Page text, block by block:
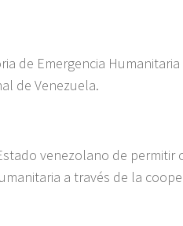
de Emergencia
de Venezuela.
venezolano de
a través de la